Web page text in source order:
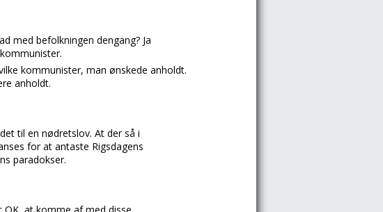
med befolkningen dengang? Ja
kommunister, man ønskede anholdt.
anholdt.
til en nødretslov. At der så i
for at antaste Rigsdagens
paradokser.